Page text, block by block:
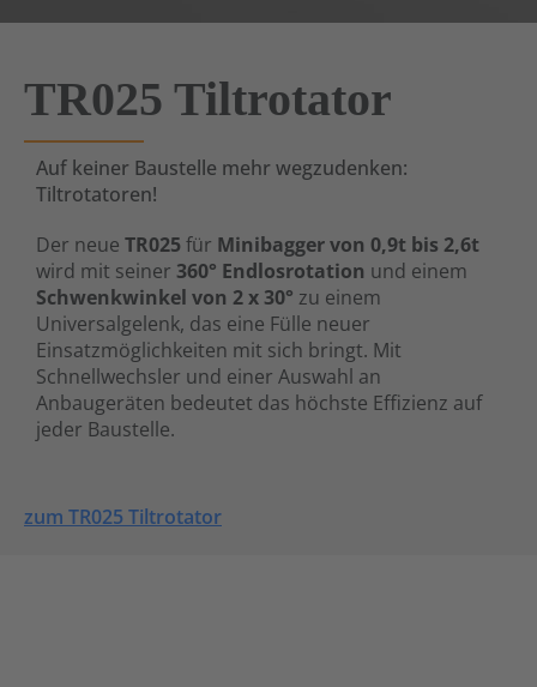
TR025 Tiltrotator
Auf keiner Baustelle mehr wegzudenken:
Tiltrotatoren!
Der neue TR025für Minibagger von 0,9t bis 2,6t
wird mit seiner 360° Endlosrotation und einem
Schwenkwinkel von 2 x 30° zu einem
Universalgelenk, das eine Fülle neuer
Einsatzmöglichkeiten mit sich bringt. Mit
Schnellwechsler und einer Auswahl an
Anbaugeräten bedeutet das höchste Effizienz auf
jeder Baustelle.
zum TR025 Tiltrotator